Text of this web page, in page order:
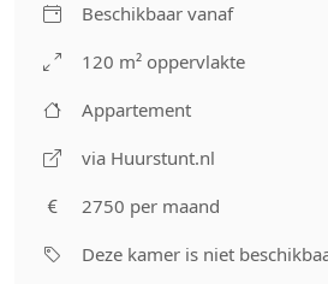
Beschikbaar vanaf
120 m² oppervlakte
Appartement
via Huurstunt.nl
2750 per maand
Deze kamer is niet